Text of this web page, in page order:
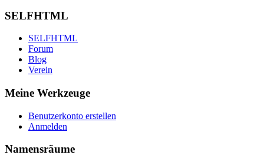
SELFHTML
SELFHTML
Forum
Blog
Verein
Meine Werkzeuge
Benutzerkonto erstellen
Anmelden
Namensräume